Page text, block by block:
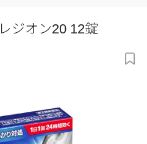
ジオン20 12錠